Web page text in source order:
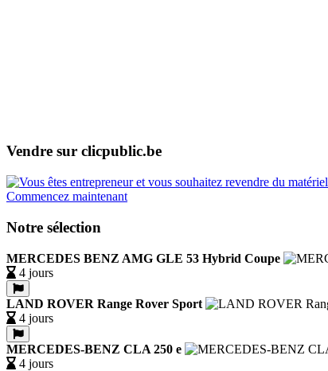
Vendre sur clicpublic.be
Commencez maintenant
Notre sélection
MERCEDES BENZ AMG GLE 53 Hybrid Coupe
4 jours
LAND ROVER Range Rover Sport
4 jours
MERCEDES-BENZ CLA 250 e
4 jours